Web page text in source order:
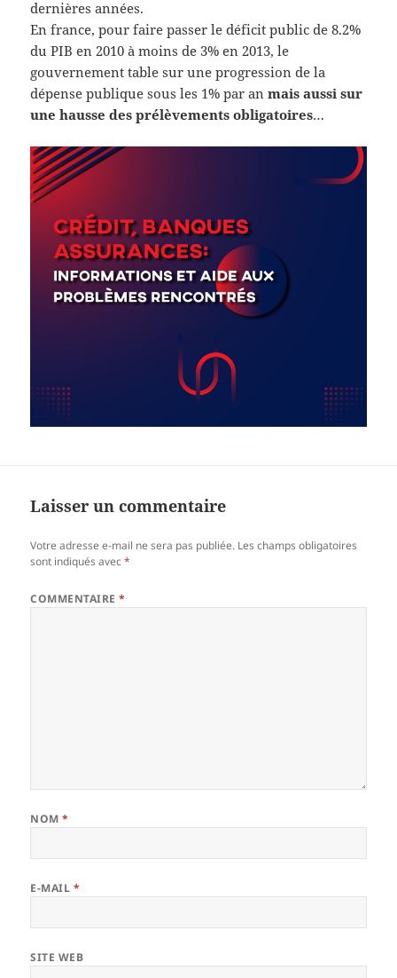
dernières années.
En france, pour faire passer le déficit public de 8.2%
du PIB en 2010 à moins de 3% en 2013, le
gouvernement table sur une progression de la
dépense publique sous les 1% par anmais aussi sur
une hausse des prélèvements obligatoires…
Laisser un commentaire
Votre adresse e-mail ne sera pas publiée. Les champs obligatoires
sont indiqués avec*
COMMENTAIRE*
NOM*
E-MAIL *
SITE WEB